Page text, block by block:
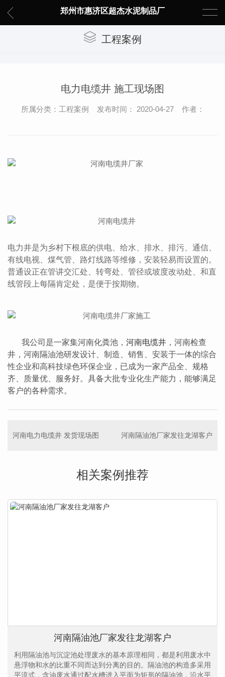
郑州市惠济区超杰水泥制品厂
工程案例
电力电缆井 施工现场图
所属分类：工程案例 发布时间： 2020-04-27 作者：
电力井是为乡村下根底的供电、给水、排水、排污、通信、
有线电视、煤气管、路灯线路等维修，安装轻易而设置的。
普通设正在管讲交汇处、转弯处、管径或坡度改动处、和直
线管段上每隔肯定处，是便于按期物。
我公司是一家集河南化粪池， 河南电缆井 ，河南检查
井，河南隔油池研发设计、制造、销售、安装于一体的综合
性企业和高科技绿色环保企业，已成为一家产品全、规格
齐、质量优、服务好。具备大批专业化生产能力，能够满足
客户的各种需求。
河南电力电缆井 发货现场图 河南隔油池厂家发往龙湖客户
相关案例推荐
河南隔油池厂家发往龙湖客户
利用隔油池与沉淀池处理废水的基本原理相同，都是利用废水中
悬浮物和水的比重不同而达到分离的目的。隔油池的构造多采用
平流式，含油废水通过配水槽进入平面为矩形的隔油池，沿水平